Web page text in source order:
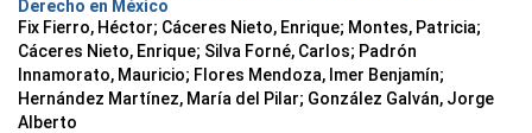
Derecho en México
Fix Fierro, Héctor; Cáceres Nieto, Enrique; Montes, Patricia;
Cáceres Nieto, Enrique; Silva Forné, Carlos; Padrón
Innamorato, Mauricio; Flores Mendoza, Imer Benjamín;
Hernández Martínez, María del Pilar; González Galván, Jorge
Alberto